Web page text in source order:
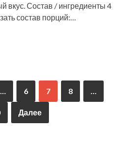
вкус. Состав / ингредиенты 4
состав порций:…
… 6 7 8 …
Далее